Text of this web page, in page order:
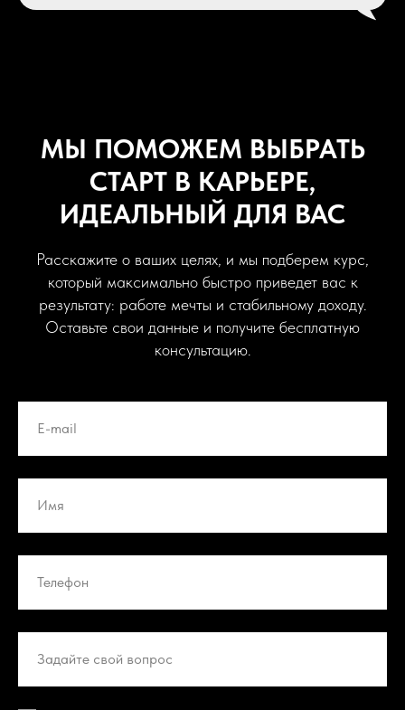
МЫ ПОМОЖЕМ ВЫБРАТЬ
СТАРТ В КАРЬЕРЕ,
ИДЕАЛЬНЫЙ ДЛЯ ВАС
Расскажите о ваших целях, и мы подберем курс,
который максимально быстро приведет вас к
результату: работе мечты и стабильному доходу.
Оставьте свои данные и получите бесплатную
консультацию.